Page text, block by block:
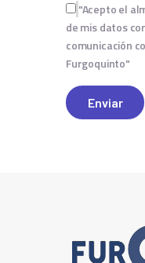
"Acepto el
de mis datos
comunicación
Furgoquinto"